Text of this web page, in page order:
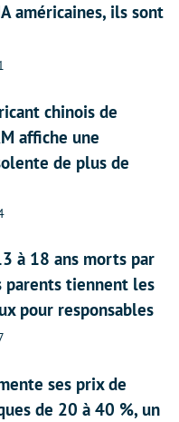
américaines, ils sont
chinois de
affiche une
de plus de
à 18 ans morts par
parents tiennent les
pour responsables
ses prix de
de 20 à 40 %, un